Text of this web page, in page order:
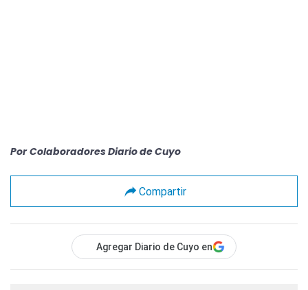
Por Colaboradores Diario de Cuyo
Compartir
Agregar Diario de Cuyo en